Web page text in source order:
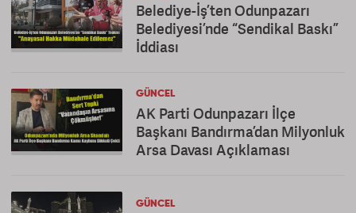
Belediye-İş’ten Odunpazarı
Belediyesi’nde “Sendikal Baskı”
İddiası
GÜNCEL
AK Parti Odunpazarı İlçe
Başkanı Bandırma’dan Milyonluk
Arsa Davası Açıklaması
GÜNCEL